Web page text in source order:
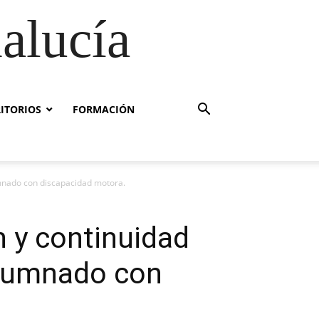
FORMACIÓN
con discapacidad motora.
y continuidad
con